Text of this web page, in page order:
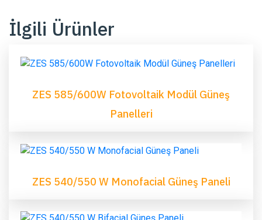
İlgili Ürünler
ZES 585/600W Fotovoltaik Modül Güneş
Panelleri
ZES 540/550 W Monofacial Güneş Paneli